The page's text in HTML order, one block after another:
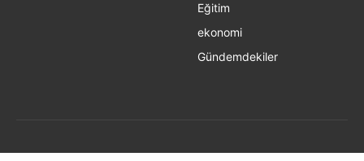
Eğitim
ekonomi
Gündemdekiler